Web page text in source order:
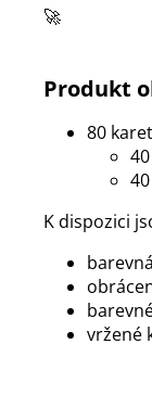
🚀
Produkt
80 karet
K dispozici
vržené